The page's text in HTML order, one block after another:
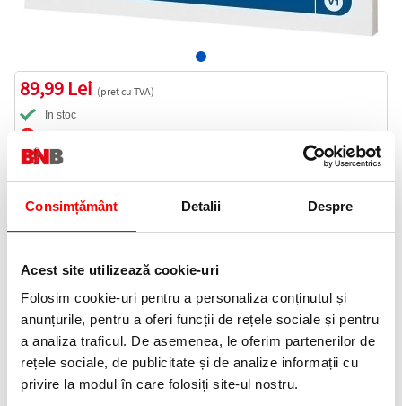
Consimțământ Detalii Despre
Acest site utilizează cookie-uri
Folosim cookie-uri pentru a personaliza conținutul și
anunțurile, pentru a oferi funcții de rețele sociale și pentru
a analiza traficul. De asemenea, le oferim partenerilor de
rețele sociale, de publicitate și de analize informații cu
privire la modul în care folosiți site-ul nostru.
89,99 Lei (pret cu TVA)
In stoc
Bucati:
Informatii livrare
0372 552 601
Adauga in wishlist
Colaci din hartie pentru capac wc 250 bucati/set 750160 Tork.